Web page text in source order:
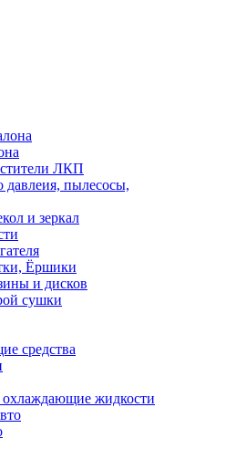
ЛКП
пылесосы,
и зеркал
Ёршики
и дисков
сушки
средства
охлаждающие жидкости